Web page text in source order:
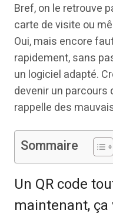
Bref, on le retrouve
carte de visite ou
Oui, mais encore
rapidement, sans
un logiciel adapté.
devenir un parcours
rappelle des
Sommaire
Un QR code
maintenant,